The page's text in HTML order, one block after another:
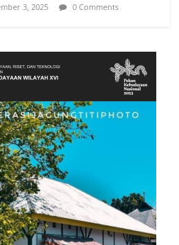
3, 2025 0 Comments